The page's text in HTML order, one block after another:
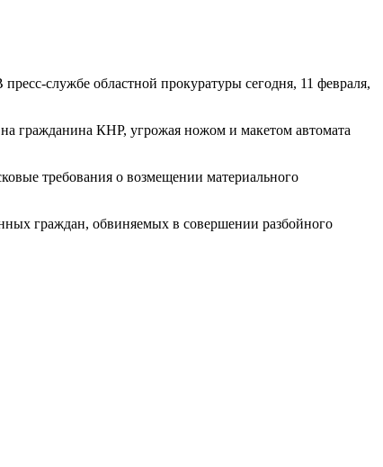
службе областной прокуратуры сегодня, 11 февраля,
гражданина КНР, угрожая ножом и макетом автомата
требования о возмещении материального
граждан, обвиняемых в совершении разбойного